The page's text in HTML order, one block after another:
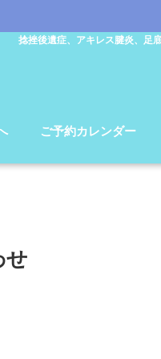
捻挫後遺症、アキレス腱炎、足
ご予約カレンダー
せ